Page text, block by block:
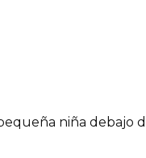
niña debajo